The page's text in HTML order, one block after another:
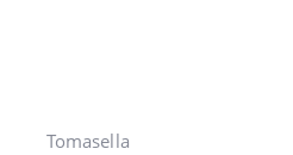
Tomasella